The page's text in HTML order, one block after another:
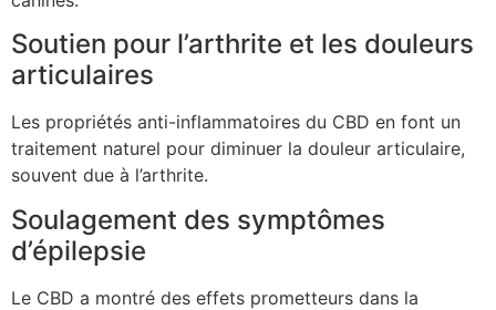
Soutien pour l’arthrite et les douleurs
articulaires
Les propriétés anti-inflammatoires du CBD en font un
traitement naturel pour diminuer la douleur articulaire,
souvent due à l’arthrite.
Soulagement des symptômes
d’épilepsie
Le CBD a montré des effets prometteurs dans la